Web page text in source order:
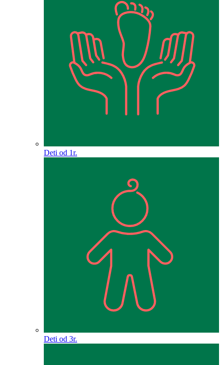
Deti od 1r.
Deti od 3r.